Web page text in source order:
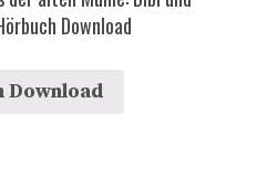
Download
Download